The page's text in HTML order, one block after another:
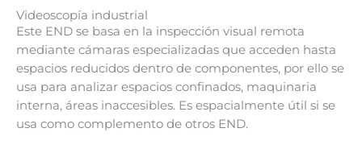
Videoscopía industrial
Este END se basa en la inspección visual remota
mediante cámaras especializadas que acceden hasta
espacios reducidos dentro de componentes, por ello se
usa para analizar espacios confinados, maquinaria
interna, áreas inaccesibles. Es espacialmente útil si se
usa como complemento de otros END.